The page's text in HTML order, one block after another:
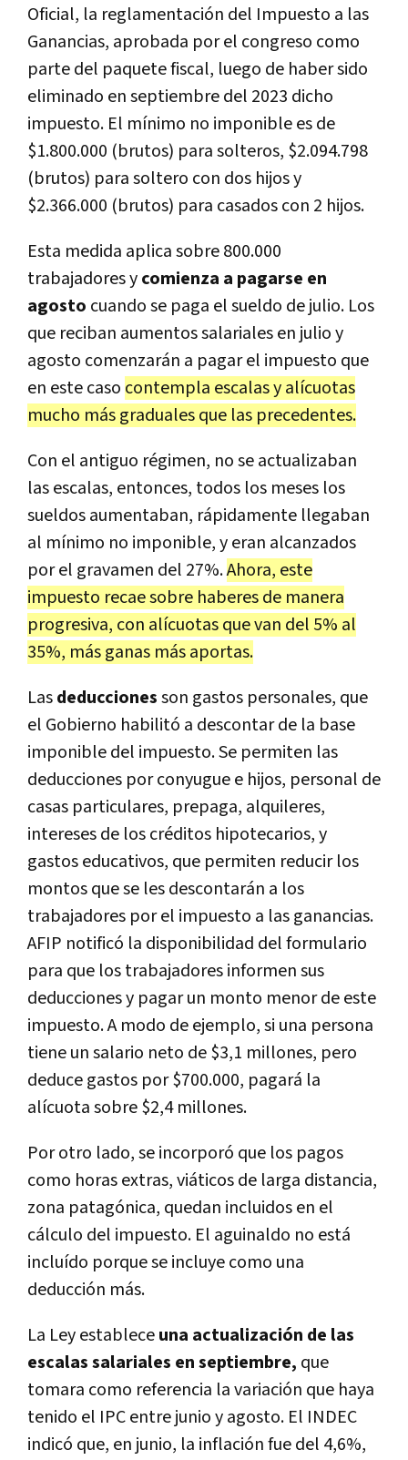
Oficial, la reglamentación del Impuesto a las
Ganancias, aprobada por el congreso como
parte del paquete fiscal, luego de haber sido
eliminado en septiembre del 2023 dicho
impuesto. El mínimo no imponible es de
$1.800.000 (brutos) para solteros, $2.094.798
(brutos) para soltero con dos hijos y
$2.366.000 (brutos) para casados con 2 hijos.
Esta medida aplica sobre 800.000
trabajadores ycomienza a pagarse en
agosto cuando se paga el sueldo de julio. Los
que reciban aumentos salariales en julio y
agosto comenzarán a pagar el impuesto que
en este caso contempla escalas y alícuotas
mucho más graduales que las precedentes.
Con el antiguo régimen, no se actualizaban
las escalas, entonces, todos los meses los
sueldos aumentaban, rápidamente llegaban
al mínimo no imponible, y eran alcanzados
por el gravamen del 27%.Ahora, este
impuesto recae sobre haberes de manera
progresiva, con alícuotas que van del 5% al
35%, más ganas más aportas.
Lasdeduccionesson gastos personales, que
el Gobierno habilitó a descontar de la base
imponible del impuesto. Se permiten las
deducciones por conyugue e hijos, personal de
casas particulares, prepaga, alquileres,
intereses de los créditos hipotecarios, y
gastos educativos, que permiten reducir los
montos que se les descontarán a los
trabajadores por el impuesto a las ganancias.
AFIP notificó la disponibilidad del formulario
para que los trabajadores informen sus
deducciones y pagar un monto menor de este
impuesto. A modo de ejemplo, si una persona
tiene un salario neto de $3,1 millones, pero
deduce gastos por $700.000, pagará la
alícuota sobre $2,4 millones.
Por otro lado, se incorporó que los pagos
como horas extras, viáticos de larga distancia,
zona patagónica, quedan incluidos en el
cálculo del impuesto. El aguinaldo no está
incluído porque se incluye como una
deducción más.
La Ley estableceuna actualización de las
escalas salariales en septiembre, que
tomara como referencia la variación que haya
tenido el IPC entre junio y agosto. El INDEC
indicó que, en junio, la inflación fue del 4,6%,